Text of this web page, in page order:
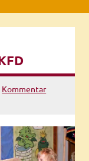
Kommentar